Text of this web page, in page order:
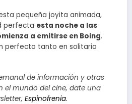
pequeña joyita animada,
perfecta esta noche a las
a emitirse en Boing.
perfecto tanto en solitario
de información y otras
el mundo del cine, date una
Espinofrenia.